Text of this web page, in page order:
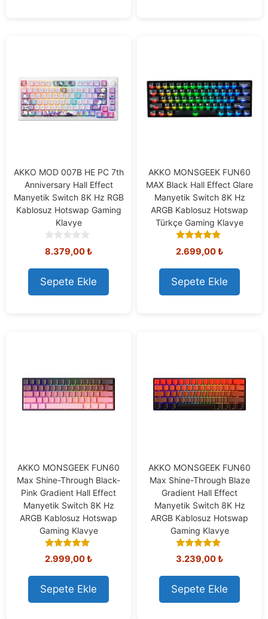
AKKO MOD 007B HE PC 7th
Anniversary Hall Effect
Manyetik Switch 8K Hz RGB
Kablosuz Hotswap Gaming
Klavye
0
o
u
t
o
f
8.379,00₺
Sepete Ekle
AKKO MONSGEEK FUN60
MAX Black Hall Effect Glare
Manyetik Switch 8K Hz
ARGB Kablosuz Hotswap
Türkçe Gaming Klavye
4.67
out of 5
2.699,00₺
Sepete Ekle
AKKO MONSGEEK FUN60
Max Shine-Through Black-
Pink Gradient Hall Effect
Manyetik Switch 8K Hz
ARGB Kablosuz Hotswap
Gaming Klavye
5.00
out of 5
2.999,00₺
Sepete Ekle
AKKO MONSGEEK FUN60
Max Shine-Through Blaze
Gradient Hall Effect
Manyetik Switch 8K Hz
ARGB Kablosuz Hotswap
Gaming Klavye
4.91
out of 5
3.239,00₺
Sepete Ekle